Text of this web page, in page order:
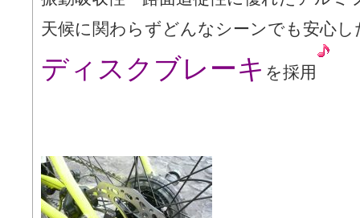
天候に関わらずどんなシーンでも安心
ディスクブレーキ を採用